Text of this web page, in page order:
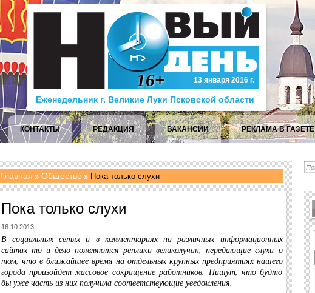
16+ 13 января 2016 г.
Еженедельник г. Великие Луки Псковской области
КОНТАКТЫ РЕДАКЦИЯ ВАКАНСИИ РЕКЛАМА В ГАЗЕТЕ
Главная Общество Пока только слухи
Пока только слухи
16.10.2013
В социальных сетях и в комментариях на различных информационных
сайтах то и дело появляются реплики великолучан, передающие слухи о
том, что в ближайшее время на отдельных крупных предприятиях нашего
города произойдет массовое сокращение работников. Пишут, что будто
бы уже часть из них получила соответствующие уведомления.